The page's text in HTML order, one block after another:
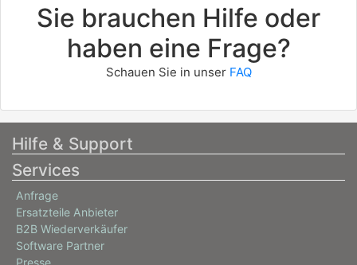
Sie brauchen Hilfe oder
haben eine Frage?
Schauen Sie in unser FAQ
Hilfe & Support
Services
Anfrage
Ersatzteile Anbieter
B2B Wiederverkäufer
Software Partner
Presse